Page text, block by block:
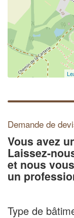
Demande de
Vous avez
Laissez-
et nous
un
Type de